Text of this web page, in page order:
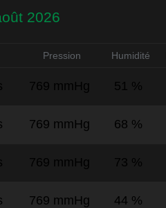
2026
Pression Humidité
769 mmHg 51 %
769 mmHg 68 %
769 mmHg 73 %
769 mmHg 44 %